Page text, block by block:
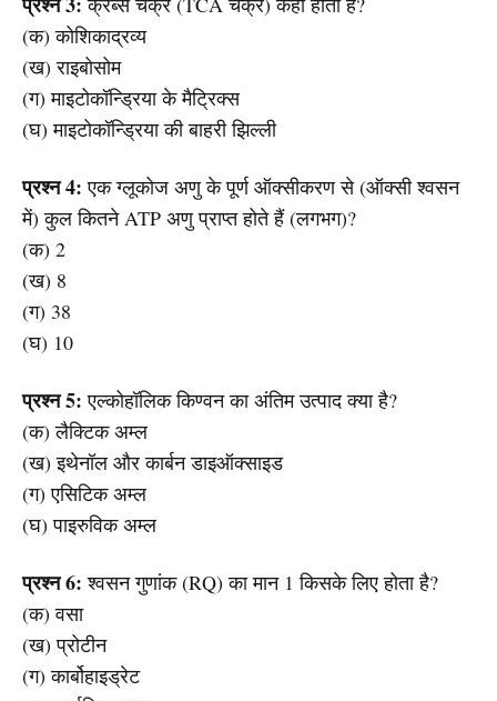
(क) कोशिकाद्रव्य
(ख) राइबोसोम
(ग) माइटोकॉन्ड्रिया के मैट्रिक्स
(घ) माइटोकॉन्ड्रिया की बाहरी झिल्ली
प्रश्न 4: एक ग्लूकोज अणु के पूर्ण ऑक्सीकरण से (ऑक्सी श्वसन
में) कुल कितने ATP अणु प्राप्त होते हैं (लगभग)?
(क) 2
(ख) 8
(ग) 38
(घ) 10
प्रश्न 5: एल्कोहॉलिक किण्वन का अंतिम उत्पाद क्या है?
(क) लैक्टिक अम्ल
(ख) इथेनॉल और कार्बन डाइऑक्साइड
(ग) एसिटिक अम्ल
(घ) पाइरुविक अम्ल
प्रश्न 6: श्वसन गुणांक (RQ) का मान 1 किसके लिए होता है?
(क) वसा
(ख) प्रोटीन
(ग) कार्बोहाइड्रेट